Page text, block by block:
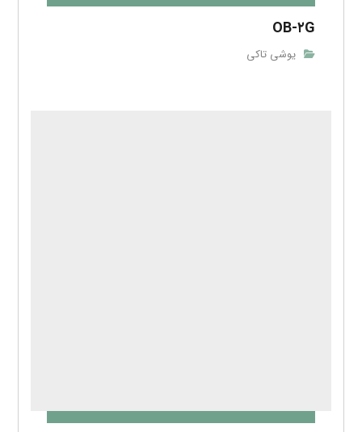
OB-۲G
یوشی تاکی